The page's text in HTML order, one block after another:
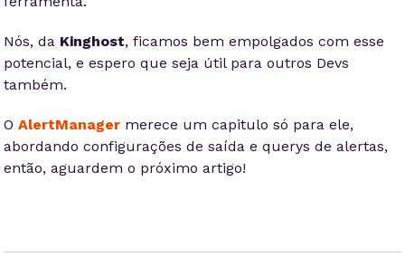
Nós, da Kinghost, ficamos bem empolgados com esse
potencial, e espero que seja útil para outros Devs
também.
O AlertManager merece um capitulo só para ele,
abordando configurações de saída e querys de alertas,
então, aguardem o próximo artigo!